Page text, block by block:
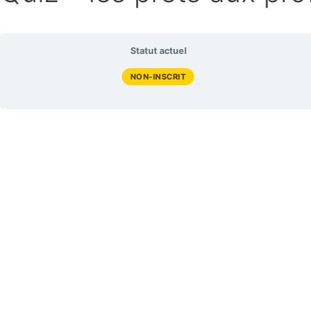
Statut actuel
NON-INSCRIT